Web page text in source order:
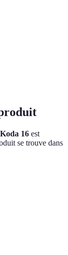
16 est
se trouve dans